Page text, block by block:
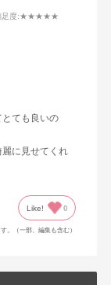
足度:★★★★★
ても良いの
に見せてくれ
Like! 0
。（一部、編集も含む）